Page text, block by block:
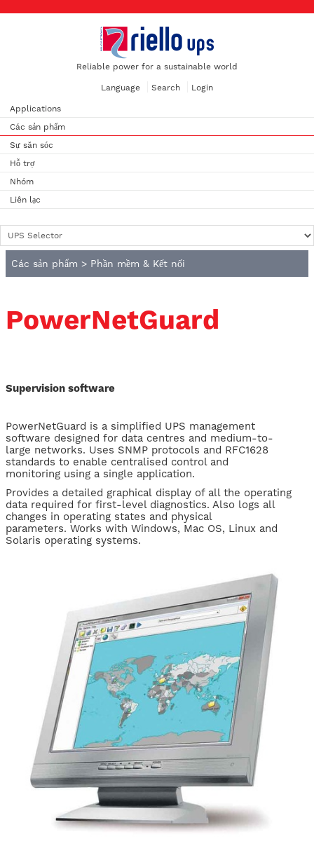
Reliable power for a sustainable world
Language Search Login
Applications
Các sản phẩm
Sự săn sóc
Hỗ trợ
Nhóm
Liên lạc
Các sản phẩm > Phần mềm & Kết nối
PowerNetGuard
Supervision software
​PowerNetGuard is a simplified UPS management
software designed for data centres and medium-to-
large networks. Uses SNMP protocols and RFC1628
standards to enable centralised control and
monitoring using a single application.
Provides a detailed graphical display of all the operating
data required for first-level diagnostics. Also logs all
changes in operating states and physical
parameters. Works with Windows, Mac OS, Linux and
Solaris operating systems.